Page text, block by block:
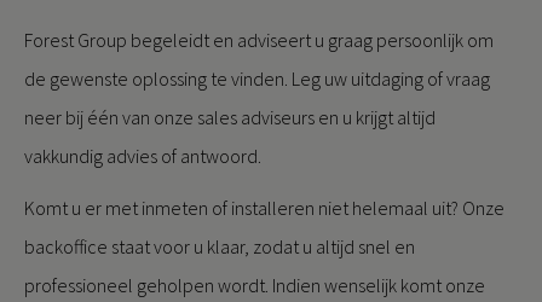
Forest Group begeleidt en adviseert u graag persoonlijk om
de gewenste oplossing te vinden. Leg uw uitdaging of vraag
neer bij één van onze sales adviseurs en u krijgt altijd
vakkundig advies of antwoord.
Komt u er met inmeten of installeren niet helemaal uit? Onze
backoffice staat voor u klaar, zodat u altijd snel en
professioneel geholpen wordt. Indien wenselijk komt onze